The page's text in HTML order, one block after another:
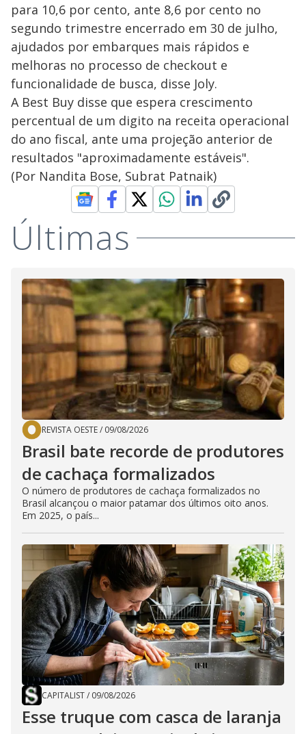
para 10,6 por cento, ante 8,6 por cento no
segundo trimestre encerrado em 30 de julho,
ajudados por embarques mais rápidos e
melhoras no processo de checkout e
funcionalidade de busca, disse Joly.
A Best Buy disse que espera crescimento
percentual de um digito na receita operacional
do ano fiscal, ante uma projeção anterior de
resultados "aproximadamente estáveis".
(Por Nandita Bose, Subrat Patnaik)
Últimas
REVISTA OESTE/ 09/08/2026
Brasil bate recorde de produtores
de cachaça formalizados
O número de produtores de cachaça formalizados no
Brasil alcançou o maior patamar dos últimos oito anos.
Em 2025, o país...
CAPITALIST/ 09/08/2026
Esse truque com casca de laranja